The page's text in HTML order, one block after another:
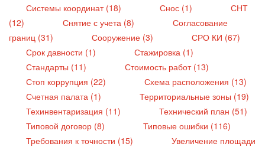
Системы координат (18)
Снос (1)
СНТ
(12)
Снятие с учета (8)
Согласование
границ (31)
Сооружение (3)
СРО КИ (67)
Срок давности (1)
Стажировка (1)
Стандарты (11)
Стоимость работ (13)
Стоп коррупция (22)
Схема расположения (13)
Счетная палата (1)
Территориальные зоны (19)
Техинвентаризация (11)
Технический план (51)
Типовой договор (8)
Типовые ошибки (116)
Требования к точности (15)
Увеличение площади